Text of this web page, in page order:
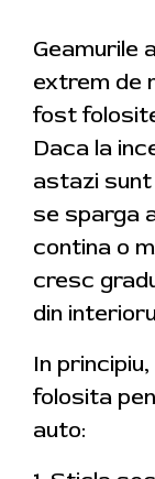
Geamurile
extrem de
fost
Daca la
astazi
se sparga
contina o
cresc
din
In
folosita
auto: